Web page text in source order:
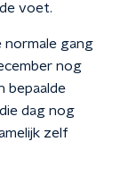
voet.
normale gang
nog
bepaalde
dag nog
zelf